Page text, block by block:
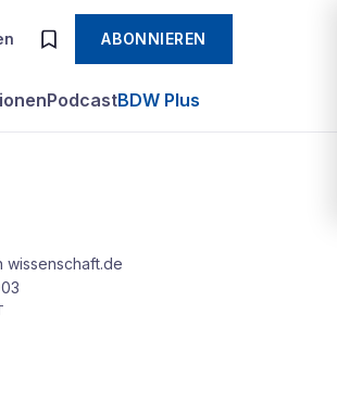
ABONNIEREN
PodcastBDW Plus
wissenschaft.de